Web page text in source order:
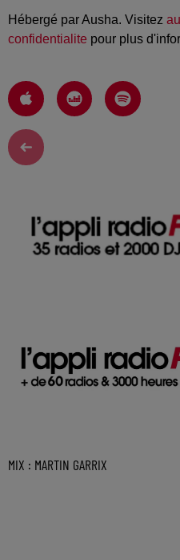
Hébergé par Ausha. Visitez
confidentialite pour plus
MIX : MARTIN GARRIX